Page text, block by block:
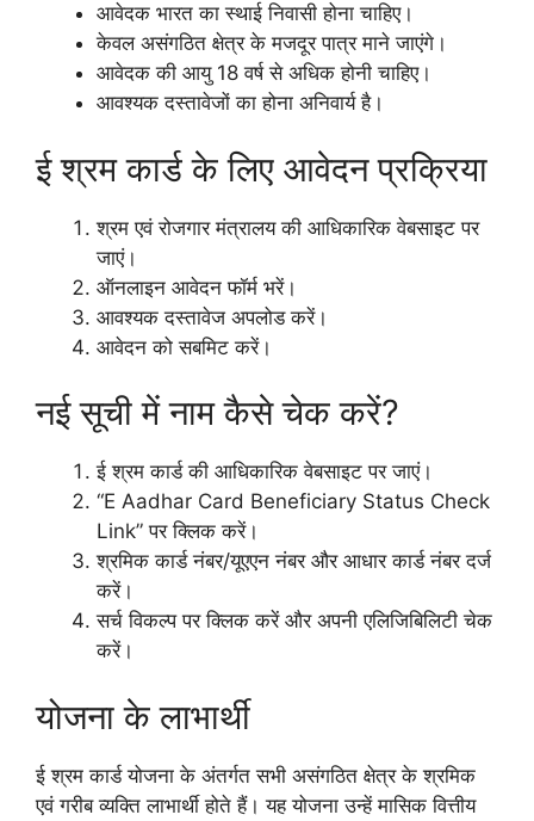
आवेदक भारत का स्थाई निवासी होना चाहिए।
केवल असंगठित क्षेत्र के मजदूर पात्र माने जाएंगे।
आवेदक की आयु 18 वर्ष से अधिक होनी चाहिए।
आवश्यक दस्तावेजों का होना अनिवार्य है।
ई श्रम कार्ड के लिए आवेदन प्रक्रिया
श्रम एवं रोजगार मंत्रालय की आधिकारिक वेबसाइट पर
जाएं।
ऑनलाइन आवेदन फॉर्म भरें।
आवश्यक दस्तावेज अपलोड करें।
आवेदन को सबमिट करें।
नई सूची में नाम कैसे चेक करें?
ई श्रम कार्ड की आधिकारिक वेबसाइट पर जाएं।
“E Aadhar Card Beneficiary Status Check
Link” पर क्लिक करें।
श्रमिक कार्ड नंबर/यूएएन नंबर और आधार कार्ड नंबर दर्ज
करें।
सर्च विकल्प पर क्लिक करें और अपनी एलिजिबिलिटी चेक
करें।
योजना के लाभार्थी
ई श्रम कार्ड योजना के अंतर्गत सभी असंगठित क्षेत्र के श्रमिक
एवं गरीब व्यक्ति लाभार्थी होते हैं। यह योजना उन्हें मासिक वित्तीय